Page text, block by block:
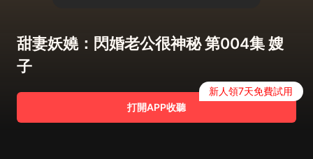
甜妻妖嬈：閃婚老公很神秘 第004集 嫂
子
打開APP收聽
新人領7天免費試用